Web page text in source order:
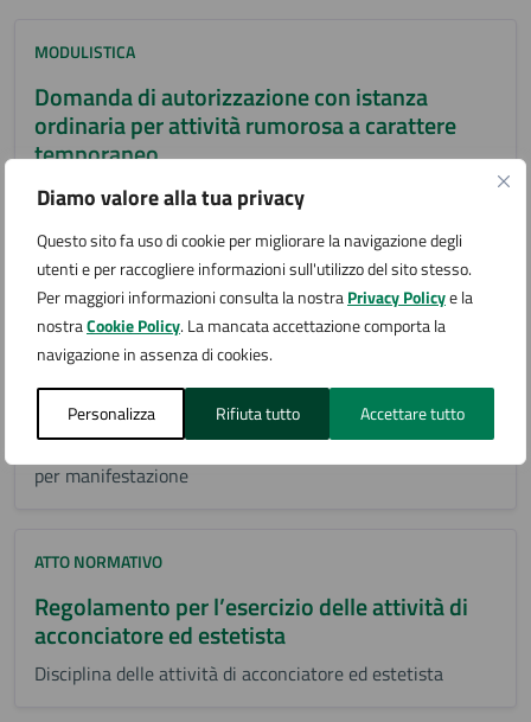
Diamo valore alla tua privacy
Questo sito fa uso di cookie per migliorare la navigazione degli
utenti e per raccogliere informazioni sull'utilizzo del sito stesso.
Per maggiori informazioni consulta la nostraPrivacy Policye la
nostraCookie Policy. La mancata accettazione comporta la
navigazione in assenza di cookies.
Personalizza Rifiuta tutto Accettare tutto
MODULISTICA
Domanda di autorizzazione con istanza
ordinaria per attività rumorosa a carattere
temporaneo
Modulo per effettuare domanda di autorizzazione con
temporaneo
MODULISTICA
Richiesta pulizia area occupata per
manifestazione
Modulo per effettuare domanda di pulizia area occupata
per manifestazione
ATTO NORMATIVO
Regolamento per l’esercizio delle attività di
acconciatore ed estetista
Disciplina delle attività di acconciatore ed estetista